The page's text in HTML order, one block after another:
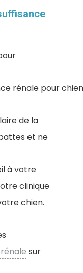
rénale pour
de la
et ne
à votre
clinique
chien.
sur